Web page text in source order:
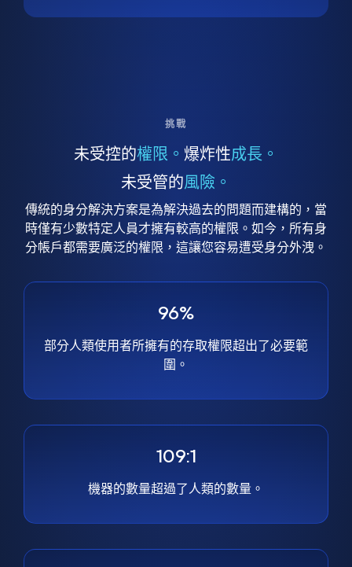
挑戰
未受控的權限。 爆炸性成長。
未受管的風險。
傳統的身分解決方案是為解決過去的問題而建構的，當
時僅有少數特定人員才擁有較高的權限。如今，所有身
分帳戶都需要廣泛的權限，這讓您容易遭受身分外洩。
96%
部分人類使用者所擁有的存取權限超出了必要範
圍。
109:1
機器的數量超過了人類的數量。